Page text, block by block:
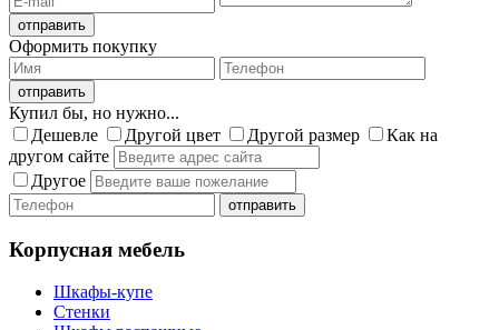
Оформить покупку
Купил бы, но нужно...
Дешевле
Другой цвет Другой размер
Как на
другом сайте
Другое
Корпусная мебель
Шкафы-купе
Стенки